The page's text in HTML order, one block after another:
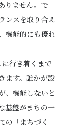
りません。で
ンスを取り合え
機能的にも優れ
行き着くまで
ます。誰かが設
、機能しないと
基盤がまちの一
の「まちづく